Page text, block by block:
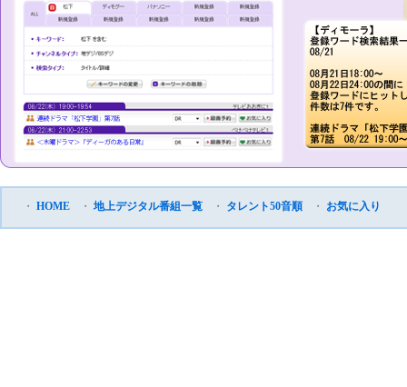
・ HOME ・ 地上デジタル番組一覧 ・ タレント50音順 ・ お気に入り